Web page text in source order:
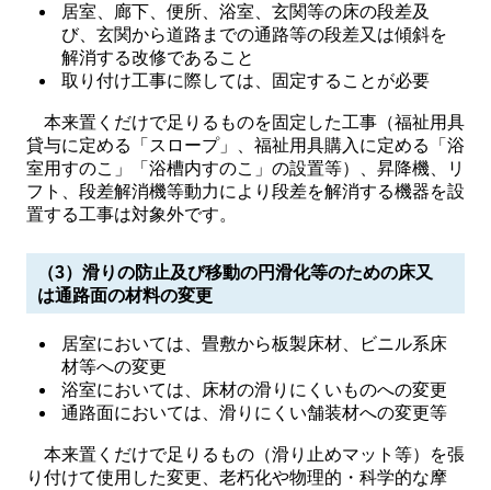
居室、廊下、便所、浴室、玄関等の床の段差及
び、玄関から道路までの通路等の段差又は傾斜を
解消する改修であること
​取り付け工事に際しては、固定することが必要
本来置くだけで足りるものを固定した工事（福祉用具
貸与に定める「スロープ」、福祉用具購入に定める「浴
室用すのこ」「浴槽内すのこ」の設置等）、昇降機、リ
フト、段差解消機等動力により段差を解消する機器を設
置する工事は対象外です。
（3）滑りの防止及び移動の円滑化等のための床又
は通路面の材料の変更
居室においては、畳敷から板製床材、ビニル系床
材等への変更
​浴室においては、床材の滑りにくいものへの変更
​通路面においては、滑りにくい舗装材への変更等
本来置くだけで足りるもの（滑り止めマット等）を張
り付けて使用した変更、老朽化や物理的・科学的な摩